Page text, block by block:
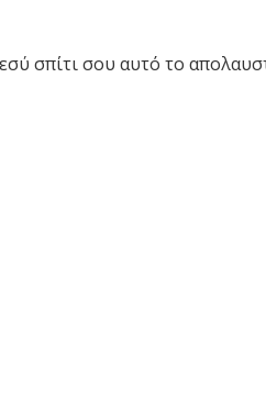
σπίτι σου αυτό το